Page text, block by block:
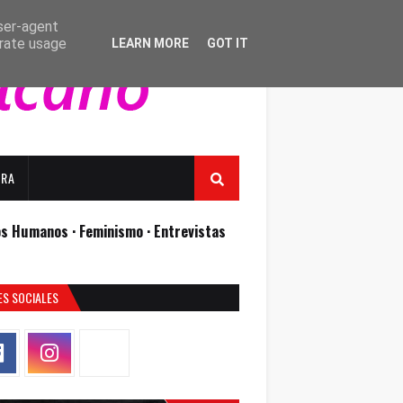
Humanos · Feminismo · Entrevistas
SOCIALES
agent
usage
LEARN MORE GOT IT